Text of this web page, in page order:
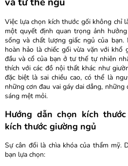
Việc lựa chọn kích thước gối không chỉ
một quyết định quan trọng ảnh
sống và chất lượng giấc ngủ của
hoàn hảo là chiếc gối vừa vặn với khổ
đầu và cổ của bạn ở tư thế tự nhiên
thích với các đồ nội thất khác như
đặc biệt là sai chiều cao, có thể là
những cơn đau vai gáy dai dẳng,
sáng mệt mỏi.
Hướng dẫn chọn kích
kích thước giường ngủ
Sự cân đối là chìa khóa của thẩm mỹ.
bạn lựa chọn: